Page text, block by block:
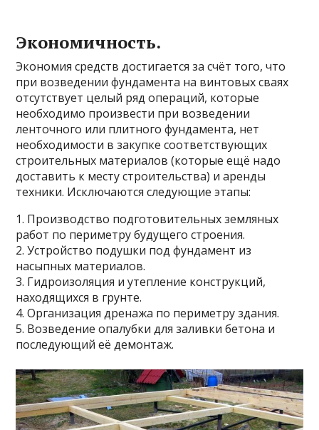
Экономичность.
Экономия средств достигается за счёт того, что
при возведении фундамента на винтовых сваях
отсутствует целый ряд операций, которые
необходимо произвести при возведении
ленточного или плитного фундамента, нет
необходимости в закупке соответствующих
строительных материалов (которые ещё надо
доставить к месту строительства) и аренды
техники. Исключаются следующие этапы:
1. Производство подготовительных земляных
работ по периметру будущего строения.
2. Устройство подушки под фундамент из
насыпных материалов.
3. Гидроизоляция и утепление конструкций,
находящихся в грунте.
4. Организация дренажа по периметру здания.
5. Возведение опалубки для заливки бетона и
последующий её демонтаж.